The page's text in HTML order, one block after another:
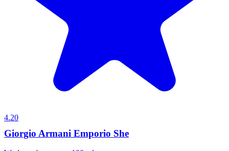
4.20
Giorgio Armani Emporio She